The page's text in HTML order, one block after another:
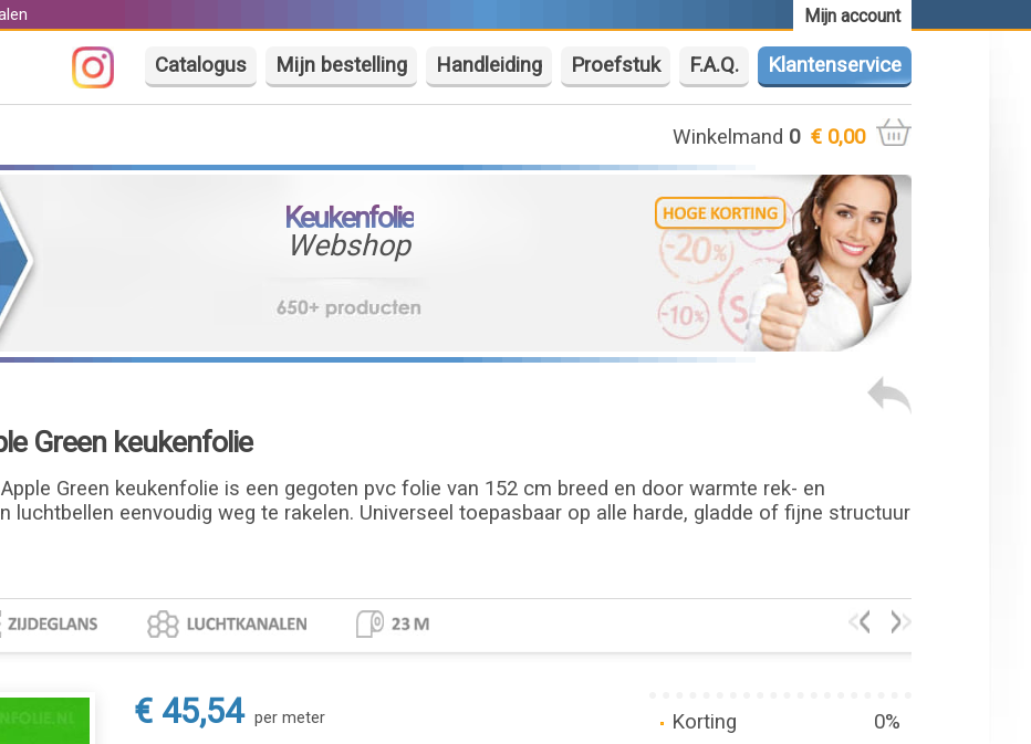
Mijn account
Catalogus Mijn bestelling Handleiding Proefstuk F.A.Q. Klantenservice
Winkelmand 0 € 0,00
Keukenfolie
Webshop
Green keukenfolie
Green keukenfolie is een gegoten pvc folie van 152 cm breed en door warmte rek- en
luchtbellen eenvoudig weg te rakelen. Universeel toepasbaar op alle harde, gladde of fijne structuur
€ 45,54 per meter Korting 0%